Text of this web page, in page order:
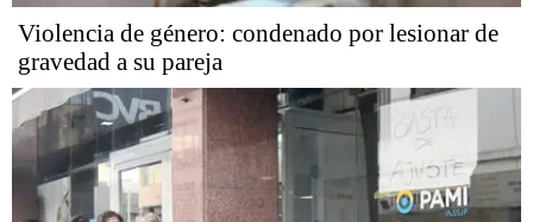
Violencia de género: condenado por lesionar de
gravedad a su pareja